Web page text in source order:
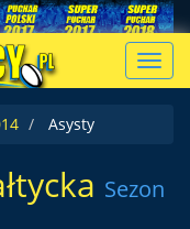
Asysty
Sezon